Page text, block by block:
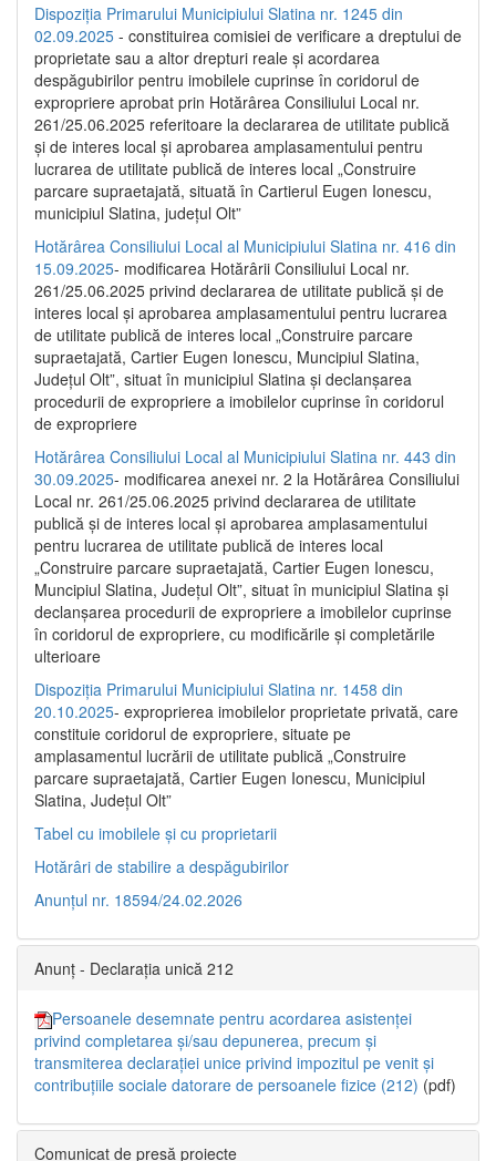
Dispoziția Primarului Municipiului Slatina nr. 1245 din
02.09.2025 - constituirea comisiei de verificare a dreptului de
proprietate sau a altor drepturi reale și acordarea
despăgubirilor pentru imobilele cuprinse în coridorul de
expropriere aprobat prin Hotărârea Consiliului Local nr.
261/25.06.2025 referitoare la declararea de utilitate publică
și de interes local și aprobarea amplasamentului pentru
lucrarea de utilitate publică de interes local „Construire
parcare supraetajată, situată în Cartierul Eugen Ionescu,
municipiul Slatina, județul Olt”
Hotărârea Consiliului Local al Municipiului Slatina nr. 416 din
15.09.2025- modificarea Hotărârii Consiliului Local nr.
261/25.06.2025 privind declararea de utilitate publică și de
interes local și aprobarea amplasamentului pentru lucrarea
de utilitate publică de interes local „Construire parcare
supraetajată, Cartier Eugen Ionescu, Muncipiul Slatina,
Județul Olt”, situat în municipiul Slatina și declanșarea
procedurii de expropriere a imobilelor cuprinse în coridorul
de expropriere
Hotărârea Consiliului Local al Municipiului Slatina nr. 443 din
30.09.2025- modificarea anexei nr. 2 la Hotărârea Consiliului
Local nr. 261/25.06.2025 privind declararea de utilitate
publică şi de interes local şi aprobarea amplasamentului
pentru lucrarea de utilitate publică de interes local
„Construire parcare supraetajată, Cartier Eugen Ionescu,
Muncipiul Slatina, Judeţul Olt”, situat în municipiul Slatina şi
declanşarea procedurii de expropriere a imobilelor cuprinse
în coridorul de expropriere, cu modificările şi completările
ulterioare
Dispoziția Primarului Municipiului Slatina nr. 1458 din
20.10.2025- exproprierea imobilelor proprietate privată, care
constituie coridorul de expropriere, situate pe
amplasamentul lucrării de utilitate publică „Construire
parcare supraetajată, Cartier Eugen Ionescu, Municipiul
Slatina, Județul Olt”
Tabel cu imobilele și cu proprietarii
Hotărâri de stabilire a despăgubirilor
Anunțul nr. 18594/24.02.2026
Anunț - Declarația unică 212
Persoanele desemnate pentru acordarea asistenței
privind completarea și/sau depunerea, precum și
transmiterea declarației unice privind impozitul pe venit și
contribuțiile sociale datorare de persoanele fizice (212) (pdf)
Comunicat de presă proiecte